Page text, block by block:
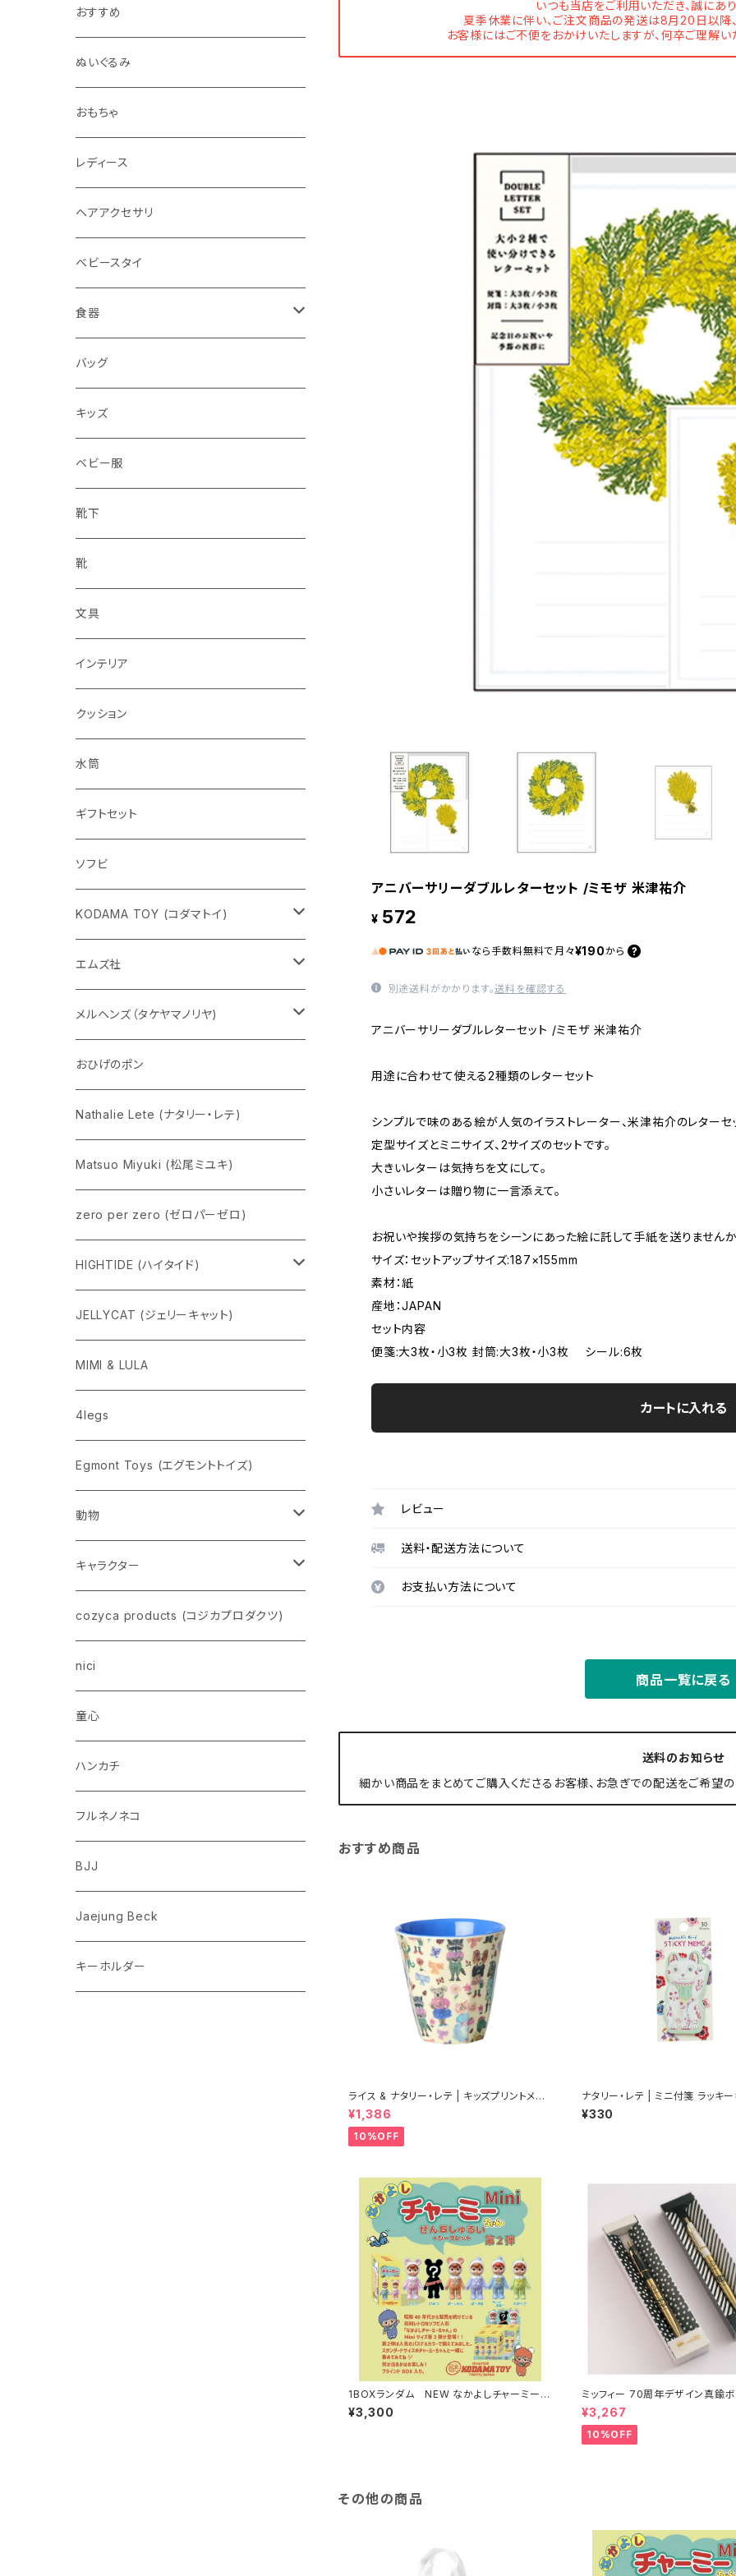
いつも当店をご利用いただき、誠にあり
夏季休業に伴い、ご注文商品の発送は8月20日以降
お客様にはご不便をおかけいたしますが、何卒ご理解い
アニバーサリーダブルレターセット /ミモザ 米津祐介
¥ 572
なら 手数料無料で 月々¥190 から
別途送料がかかります。送料を確認する
アニバーサリーダブルレターセット /ミモザ 米津祐介
用途に合わせて使える2種類のレターセット
シンプルで味のある絵が人気のイラストレーター、米津祐介のレターセッ
定型サイズとミニサイズ、2サイズのセットです。
大きいレターは気持ちを文にして。
小さいレターは贈り物に一言添えて。
お祝いや挨拶の気持ちをシーンにあった絵に託して手紙を送りませんか
サイズ：セットアップサイズ:187×155mm
素材：紙
産地：JAPAN
セット内容
便箋:大3枚・小3枚 封筒:大3枚・小3枚 シール:6枚
カートに入れる
レビュー
送料・配送方法について
お支払い方法について
商品一覧に戻る
送料のお知らせ
細かい商品をまとめてご購入くださるお客様、お急ぎでの配送をご希望
おすすめ商品
ライス & ナタリー・レテ | キッズプリントメラ
ミンカップ Sサイズ 【タイ製】
¥1,386
10%OFF
ナタリー・レテ | ミニ付箋 ラッキー
Mini Sticky memo Lucky cat
¥330
1BOXランダム NEW なかよしチャーミーち
ゃんMini第2弾
¥3,300
ミッフィー 70周年デザイン真鍮
¥3,267
10%OFF
その他の商品
おすすめ
ぬいぐるみ
おもちゃ
レディース
ヘアアクセサリ
ベビースタイ
食器
水筒
水筒
バッグ
キッズ
ベビー服
靴下
靴
文具
インテリア
クッション
水筒
ギフトセット
ソフビ
KODAMA TOY (コダマトイ)
チャーミーちゃん
五型動物
Eddie パンダ
エムズ社
デコちゃん
クマちゃん
メルヘンズ（タケヤマノリヤ)
ケロペチーノ
おひげのポン
Nathalie Lete (ナタリー・レテ)
Matsuo Miyuki (松尾ミユキ)
zero per zero (ゼロパーゼロ)
HIGHTIDE (ハイタイド)
ニューレトロ
penco
nahe
pppppins（ピーーーーンズ）
JELLYCAT (ジェリーキャット)
MIMI & LULA
4legs
Egmont Toys (エグモントトイズ)
動物
ネコ
イヌ
トイプードル
柴犬
ポメラニアン
コーギー
ウザギ
パンダ
リス
クマ
ゾウ
トリ
キャラクター
スヌーピー
モンチッチ
ムーミン
ちいかわ
ミッフィー
Richard Scarry (リチャード・スキャリー)
おぱんちゅうさぎ/んぽちゃむ
cozyca products (コジカプロダクツ)
nici
童心
ハンカチ
フルネノネコ
BJJ
Jaejung Beck
キーホルダー